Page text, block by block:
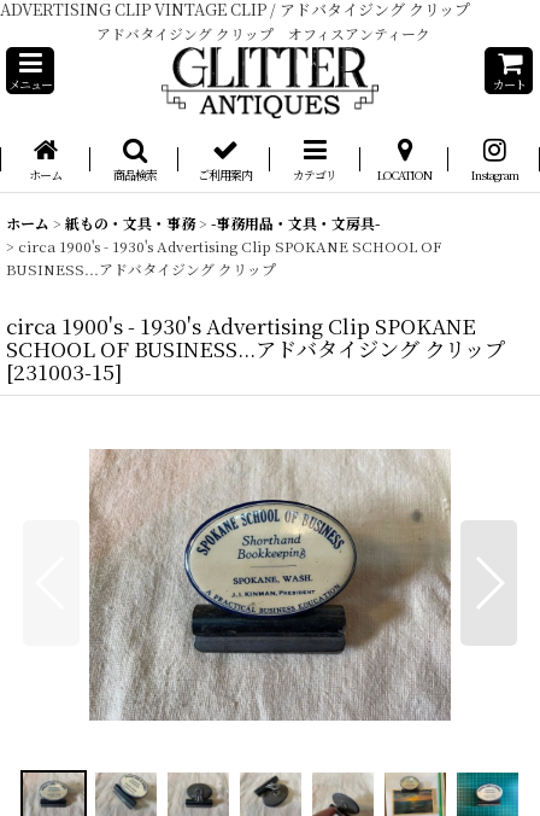
ADVERTISING CLIP VINTAGE CLIP / アドバタイジング クリップ
アドバタイジング クリップ オフィスアンティーク
メニュー カート
ホーム 商品検索 ご利用案内 カテゴリ LOCATION Instagram
ホーム > 紙もの・文具・事務> -事務用品・文具・文房具-
> circa 1900's - 1930's Advertising Clip SPOKANE SCHOOL OF
BUSINESS...アドバタイジング クリップ
circa 1900's - 1930's Advertising Clip SPOKANE
SCHOOL OF BUSINESS...アドバタイジング クリップ
[231003-15]